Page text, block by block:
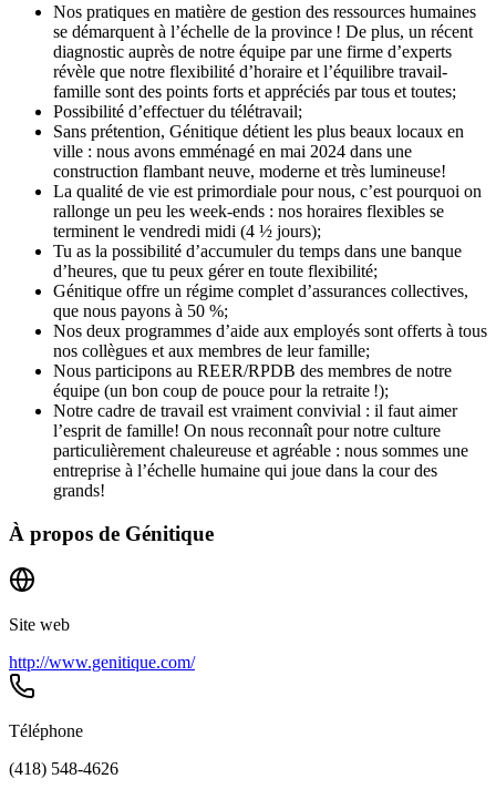
Nos pratiques en matière de gestion des ressources humaines
se démarquent à l’échelle de la province ! De plus, un récent
diagnostic auprès de notre équipe par une firme d’experts
révèle que notre flexibilité d’horaire et l’équilibre travail-
famille sont des points forts et appréciés par tous et toutes;
Possibilité d’effectuer du télétravail;
Sans prétention, Génitique détient les plus beaux locaux en
ville : nous avons emménagé en mai 2024 dans une
construction flambant neuve, moderne et très lumineuse!
La qualité de vie est primordiale pour nous, c’est pourquoi on
rallonge un peu les week-ends : nos horaires flexibles se
terminent le vendredi midi (4 ½ jours);
Tu as la possibilité d’accumuler du temps dans une banque
d’heures, que tu peux gérer en toute flexibilité;
Génitique offre un régime complet d’assurances collectives,
que nous payons à 50 %;
Nos deux programmes d’aide aux employés sont offerts à tous
nos collègues et aux membres de leur famille;
Nous participons au REER/RPDB des membres de notre
équipe (un bon coup de pouce pour la retraite !);
Notre cadre de travail est vraiment convivial : il faut aimer
l’esprit de famille! On nous reconnaît pour notre culture
particulièrement chaleureuse et agréable : nous sommes une
entreprise à l’échelle humaine qui joue dans la cour des
grands!
À propos de Génitique
Site web
http://www.genitique.com/
Téléphone
(418) 548-4626